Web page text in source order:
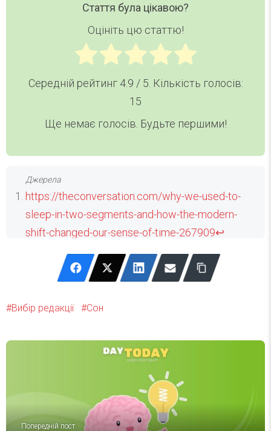
Стаття була цікавою?
Оцініть цю статтю!
Середній рейтинг 4.9 / 5. Кількість голосів:
15
Ще немає голосів. Будьте першими!
https://theconversation.com/why-we-used-to-
sleep-in-two-segments-and-how-the-modern-
shift-changed-our-sense-of-time-267909↩
2869.1992.tb00019.x↩
https://pubmed.ncbi.nlm.nih.gov/8250680/
Вибір редакції Сон
Попередній пост